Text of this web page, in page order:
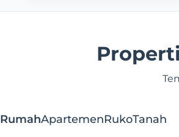
RumahApartemenRukoTanah